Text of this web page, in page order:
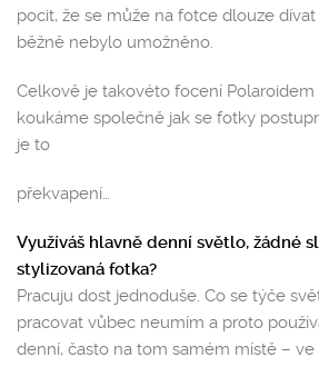
pocit, že se může na fotce dlouze
běžně nebylo umožněno.
Celkově je takovéto focení Polaroidem
koukáme společně jak se fotky
je to
překvapení…
Využíváš hlavně denní světlo, žádné
stylizovaná fotka?
Pracuju dost jednoduše. Co se týče
pracovat vůbec neumím a proto
denní, často na tom samém místě –